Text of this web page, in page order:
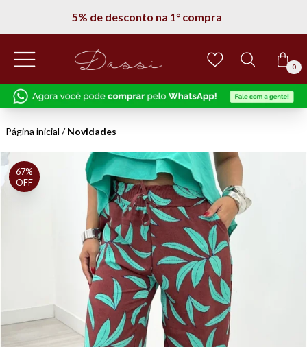
5% de desconto na 1° compra
0
Página inicial /Novidades
67%
OFF